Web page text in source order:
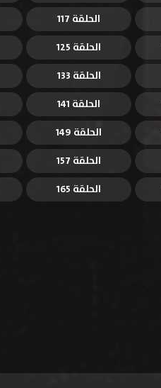
الحلقة 117
الحلقة 125
الحلقة 133
الحلقة 141
الحلقة 149
الحلقة 157
الحلقة 165